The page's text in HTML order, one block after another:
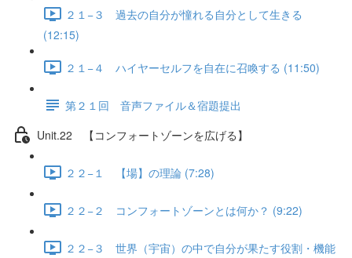
２１−３ 過去の自分が憧れる自分として生きる
(12:15)
２１−４ ハイヤーセルフを自在に召喚する (11:50)
第２１回 音声ファイル＆宿題提出
Unit.22 【コンフォートゾーンを広げる】
２２−１ 【場】の理論 (7:28)
２２−２ コンフォートゾーンとは何か？ (9:22)
２２−３ 世界（宇宙）の中で自分が果たす役割・機能